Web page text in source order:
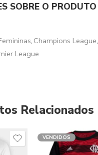
SOBRE O PRODUTO
, Champions League,
League
Relacionados
VENDIDOS